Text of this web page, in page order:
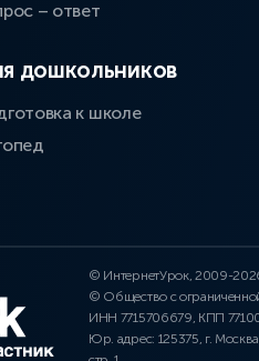
– ответ
дошкольников
к школе
© ИнтернетУрок, 2009-
© Общество с
ИНН 7715706679, КПП
Юр. адрес: 125375, г.